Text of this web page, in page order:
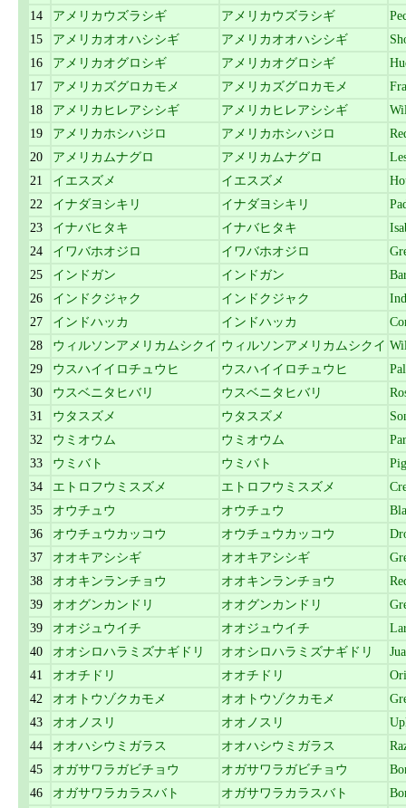
14
アメリカウズラシギ アメリカウズラシギ
15
アメリカオオハシシギ アメリカオオハシシギ
16
アメリカオグロシギ アメリカオグロシギ
17
アメリカズグロカモメ アメリカズグロカモメ
18
アメリカヒレアシシギ アメリカヒレアシシギ
19
アメリカホシハジロ アメリカホシハジロ
20
アメリカムナグロ アメリカムナグロ
21
イエスズメ イエスズメ
22
イナダヨシキリ イナダヨシキリ
23
イナバヒタキ イナバヒタキ
24
イワバホオジロ イワバホオジロ
25
インドガン インドガン
26
インドクジャク インドクジャク
27
インドハッカ インドハッカ
28
ウィルソンアメリカムシクイ ウィルソンアメリカムシクイ
29
ウスハイイロチュウヒ ウスハイイロチュウヒ
30
ウスベニタヒバリ ウスベニタヒバリ
31
ウタスズメ ウタスズメ
32
ウミオウム ウミオウム
33
ウミバト ウミバト
34
エトロフウミスズメ エトロフウミスズメ
35
オウチュウ オウチュウ
36
オウチュウカッコウ オウチュウカッコウ
37
オオキアシシギ オオキアシシギ
38
オオキンランチョウ オオキンランチョウ
39
オオグンカンドリ オオグンカンドリ
39
オオジュウイチ オオジュウイチ
40
オオシロハラミズナギドリ オオシロハラミズナギドリ
41
オオチドリ オオチドリ
42
オオトウゾクカモメ オオトウゾクカモメ
43
オオノスリ オオノスリ
44
オオハシウミガラス オオハシウミガラス
45
オガサワラガビチョウ オガサワラガビチョウ
46
オガサワラカラスバト オガサワラカラスバト